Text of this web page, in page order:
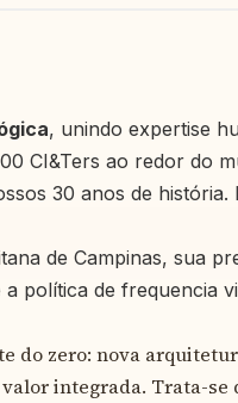
, unindo expertise
CI&Ters ao redor do
30 anos de história.
de Campinas, sua
política de frequencia
do zero: nova
integrada. Trata-se